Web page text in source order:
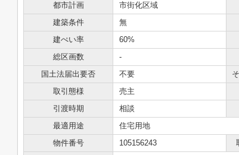
都市計画
市街化区域
建築条件
無
建ぺい率
60%
総区画数
-
国土法届出要否
不要
取引態様
売主
引渡時期
相談
最適用途
住宅用地
物件番号
105156243